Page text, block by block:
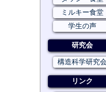
ミルキー食堂
学生の声
研究会
構造科学研究
リンク